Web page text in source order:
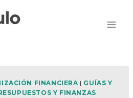
FINANCIERA | GUÍAS Y
Y FINANZAS